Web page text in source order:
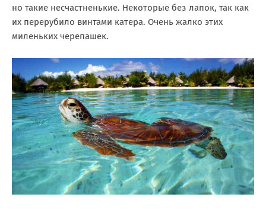
но такие несчастненькие. Некоторые без лапок, так как
их перерубило винтами катера. Очень жалко этих
миленьких черепашек.